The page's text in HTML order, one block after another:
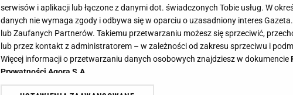
serwisów i aplikacji lub łączone z danymi dot. świadczonych Tobie usług. W
danych nie wymaga zgody i odbywa się w oparciu o uzasadniony interes
lub Zaufanych Partnerów. Takiemu przetwarzaniu możesz się sprzeciwić,
lub przez kontakt z administratorem – w zależności od zakresu sprzeciwu i
Więcej informacji o przetwarzaniu danych osobowych znajdziesz w dokumencie
Prywatności Agora S.A.